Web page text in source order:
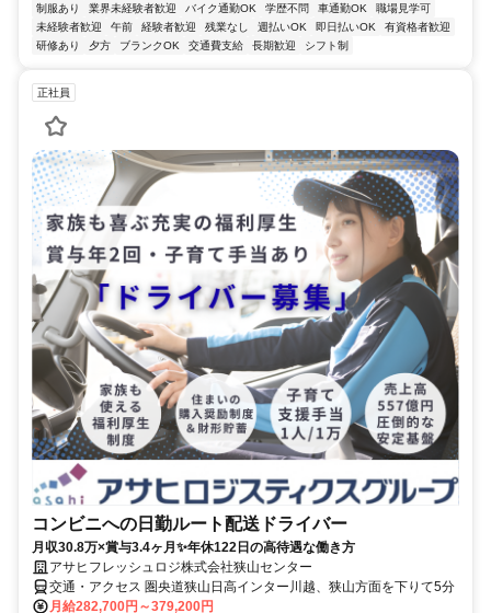
制服あり 業界未経験者歓迎 バイク通勤OK 学歴不問 車通勤OK
職場見学可
未経験者歓迎
午前 経験者歓迎 残業なし 週払いOK 即日払いOK
有資格者歓迎
研修あり
夕方 ブランクOK 交通費支給 長期歓迎 シフト制
正社員
コンビニへの日勤ルート配送ドライバー
月収30.8万×賞与3.4ヶ月✨年休122日の高待遇な働き方
アサヒフレッシュロジ株式会社狭山センター
交通・アクセス 圏央道狭山日高インター川越、狭山方面を下りて5分
月給282,700円～379,200円